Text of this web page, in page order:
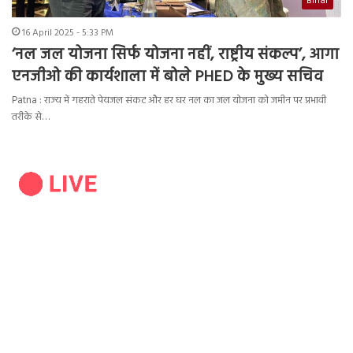
16 April 2025 - 5:33 PM
‘नल जल योजना सिर्फ योजना नहीं, राष्ट्रीय संकल्प’, आगा
एनजीओ की कार्यशाला में बोले PHED के मुख्य सचिव
Patna : राज्य में गहराते पेयजल संकट और हर घर नल का जल योजना को जमीन पर प्रभावी
तरीके से…